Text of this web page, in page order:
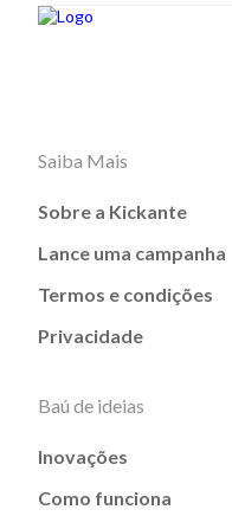
Saiba Mais
Sobre a Kickante
Lance uma campanha
Termos e condições
Privacidade
Baú de ideias
Inovações
Como funciona